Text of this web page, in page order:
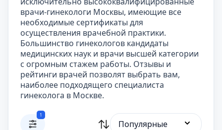
врачи-гинекологи Москвы, имеющие все
необходимые сертификаты для
осуществления врачебной практики.
Большинство гинекологов кандидаты
медицинских наук и врачи высшей категории
с огромным стажем работы. Отзывы и
рейтинги врачей позволят выбрать вам,
наиболее подходящего специалиста
гинеколога в Москве.
1
Популярные